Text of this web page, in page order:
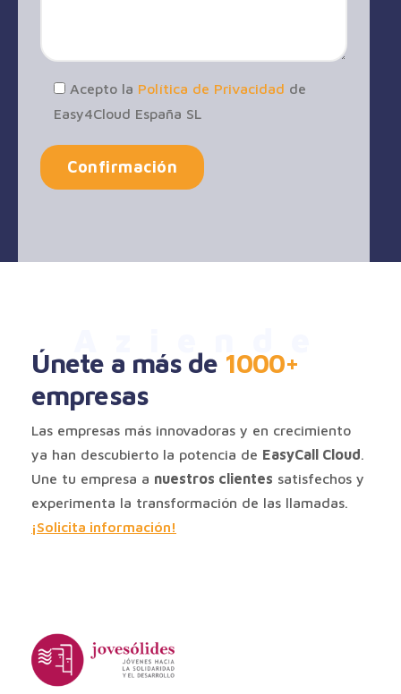
Acepto la Política de Privacidad de
Easy4Cloud España SL
Únete a más de 1000+
empresas
Las empresas más innovadoras y en crecimiento
ya han descubierto la potencia de EasyCall Cloud.
Une tu empresa a nuestros clientes satisfechos y
experimenta la transformación de las llamadas.
¡Solicita información!